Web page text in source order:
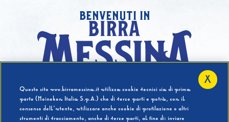
benvenuti in
Hai compiuto 18 Anni?
Questo sito www.birramessina.it utilizza cookie tecnici sia di prima
parte (Heineken Italia S.p.A.) che di terze parti e potrà, con il
consenso dell’utente, utilizzare anche cookie di profilazione o altri
strumenti di tracciamento, anche di terze parti, al fine di: inviare
X